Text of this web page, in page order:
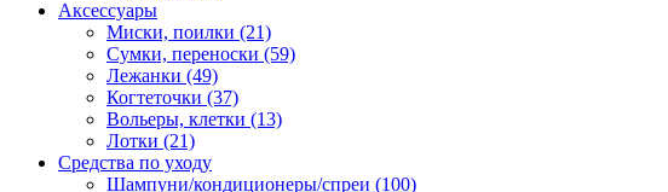
Аксессуары
Миски, поилки (21)
Сумки, переноски (59)
Лежанки (49)
Когтеточки (37)
Вольеры, клетки (13)
Лотки (21)
Средства по уходу
Шампуни/кондиционеры/спреи (100)